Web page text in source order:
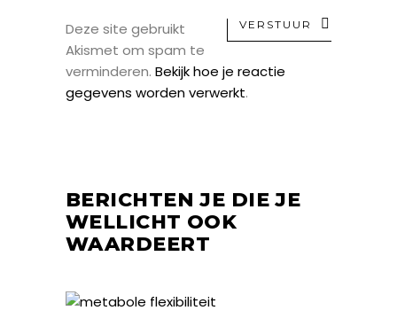
VERSTUUR
Deze site gebruikt
Akismet om spam te
verminderen. Bekijk hoe je reactie
gegevens worden verwerkt.
BERICHTEN JE DIE JE
WELLICHT OOK
WAARDEERT